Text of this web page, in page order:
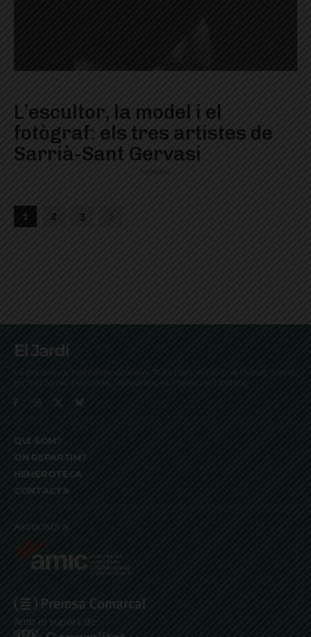
L’escultor, la model i el
fotògraf: els tres artistes de
Sarrià-Sant Gervasi
Publicitat
1 2 3
El Jardí
La Bonanova, Monterols, Galvany, Turó Parc, el Farró, el Putxet, Sarrià,
les Tres Torres, Pedralbes, Vallvidrera, les Planes i el Tibidabo
QUI SOM?
ON REPARTIM?
HEMEROTECA
CONTACTA
Associats a:
Amb el suport de: